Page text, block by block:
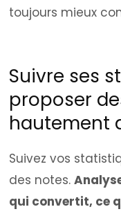
toujours mieux
Suivre ses
proposer
hautement
Suivez vos
des notes.
qui convertit, ce